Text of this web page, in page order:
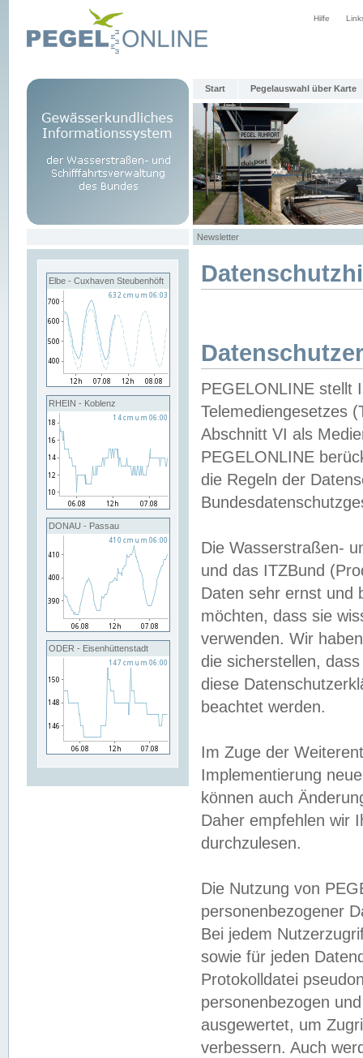
Hilfe
Start Pegelauswahl über Karte
Newsletter
Elbe - Cuxhaven Steubenhöft
RHEIN - Koblenz
DONAU - Passau
ODER - Eisenhüttenstadt
PEGELONLINE stellt
Telemediengesetzes
Abschnitt VI als
PEGELONLINE
die Regeln der
Die Wasserstraßen-
und das ITZBund
Daten sehr ernst und
möchten, dass sie
verwenden. Wir
die sicherstellen,
diese
beachtet werden.
Im Zuge der
Implementierung
können auch
Daher empfehlen wir
durchzulesen.
Die Nutzung von
personenbezogener
Bei jedem
sowie für jeden
Protokolldatei
personenbezogen
ausgewertet, um
verbessern. Auch